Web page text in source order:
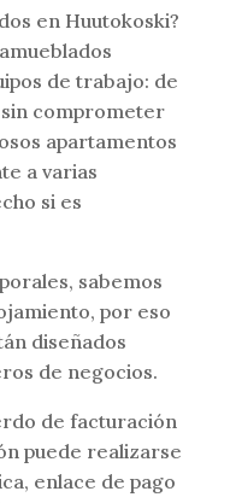
en Huutokoski?
de trabajo: de
comprometer
apartamentos
a varias
si es
sabemos
por eso
diseñados
de negocios.
de facturación
puede realizarse
enlace de pago